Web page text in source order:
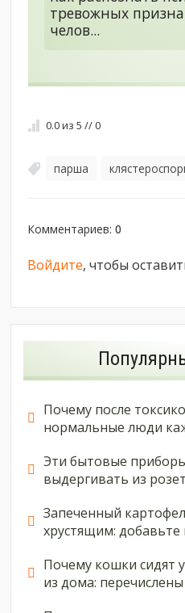
тревожных
челов...
0.0из5 // 0
парша
Комментариев:0
Войдите, чтобы
Почему после
нормальные люди
Эти бытовые
выдергивать из
Запеченный
хрустящим: добавьте
Почему кошки сидят
из дома: перечислены